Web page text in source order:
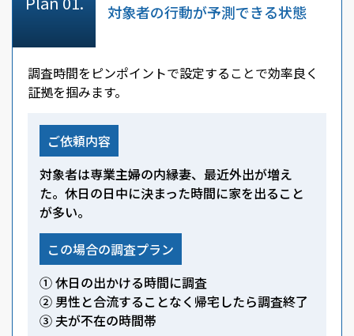
対象者の行動が予測できる状態
調査時間をピンポイントで設定することで効率良く
証拠を掴みます。
ご依頼内容
対象者は専業主婦の内縁妻、最近外出が増え
た。休日の日中に決まった時間に家を出ること
が多い。
この場合の調査プラン
① 休日の出かける時間に調査
② 男性と合流することなく帰宅したら調査終了
③ 夫が不在の時間帯